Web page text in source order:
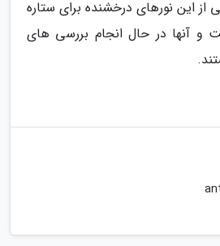
از این نورهای درخشنده برای ستاره
آنها در حال انجام بررسی های